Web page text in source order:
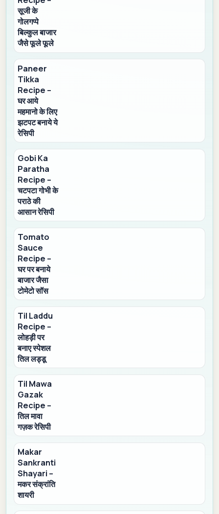
सूजी के
गोलगप्पे
बिल्कुल बाजार
जैसे फूले फूले
Paneer
Tikka
Recipe –
घर आये
महमानो के लिए
झटपट बनाये ये
रेसिपी
Gobi Ka
Paratha
Recipe –
चटपटा गोभी के
पराठे की
आसान रेसिपी
Tomato
Sauce
Recipe –
घर पर बनाये
बाजार जैसा
टोमेटो सॉस
Til Laddu
Recipe –
लोहड़ी पर
बनाए स्पेशल
तिल लड्डू
Til Mawa
Gazak
Recipe –
तिल मावा
गज़क रेसिपी
Makar
Sankranti
Shayari –
मकर संक्रांति
शायरी